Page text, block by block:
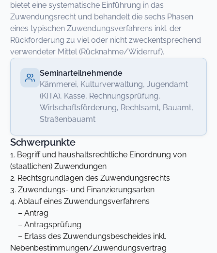
bietet eine systematische Einführung in das
Zuwendungsrecht und behandelt die sechs Phasen
eines typischen Zuwendungsverfahrens inkl. der
Rückforderung zu viel oder nicht zweckentsprechend
verwendeter Mittel (Rücknahme/Widerruf).
Seminarteilnehmende
Kämmerei, Kulturverwaltung, Jugendamt
(KITA), Kasse, Rechnungsprüfung,
Wirtschaftsförderung, Rechtsamt, Bauamt,
Straßenbauamt
Schwerpunkte
1. Begriff und haushaltsrechtliche Einordnung von
(staatlichen) Zuwendungen
2. Rechtsgrundlagen des Zuwendungsrechts
3. Zuwendungs- und Finanzierungsarten
4. Ablauf eines Zuwendungsverfahrens
– Antrag
– Antragsprüfung
– Erlass des Zuwendungsbescheides inkl.
Nebenbestimmungen/Zuwendungsvertrag